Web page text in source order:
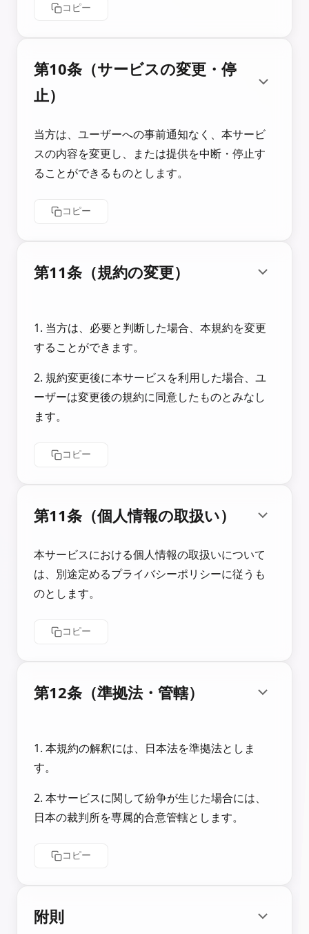
コピー
第10条（サービスの変更・停
止）
当方は、ユーザーへの事前通知なく、本サービ
スの内容を変更し、または提供を中断・停止す
ることができるものとします。
コピー
第11条（規約の変更）
1. 当方は、必要と判断した場合、本規約を変更
することができます。
2. 規約変更後に本サービスを利用した場合、ユ
ーザーは変更後の規約に同意したものとみなし
ます。
コピー
第11条（個人情報の取扱い）
本サービスにおける個人情報の取扱いについて
は、別途定めるプライバシーポリシーに従うも
のとします。
コピー
第12条（準拠法・管轄）
1. 本規約の解釈には、日本法を準拠法としま
す。
2. 本サービスに関して紛争が生じた場合には、
日本の裁判所を専属的合意管轄とします。
コピー
附則